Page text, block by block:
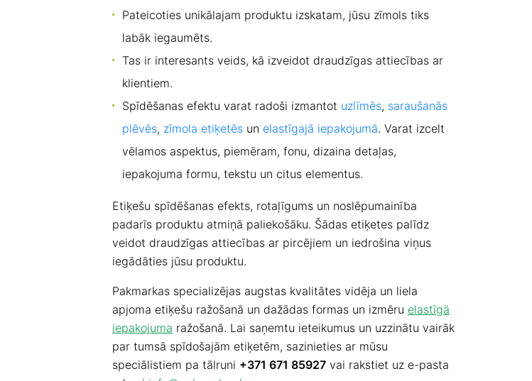
Pateicoties unikālajam produktu izskatam, jūsu zīmols tiks
labāk iegaumēts.
Tas ir interesants veids, kā izveidot draudzīgas attiecības ar
klientiem.
Spīdēšanas efektu varat radoši izmantot uzlīmēs, saraušanās
plēvēs, zīmola etiķetēs un elastīgajā iepakojumā. Varat izcelt
vēlamos aspektus, piemēram, fonu, dizaina detaļas,
iepakojuma formu, tekstu un citus elementus.
Etiķešu spīdēšanas efekts, rotaļīgums un noslēpumainība
padarīs produktu atmiņā paliekošāku. Šādas etiķetes palīdz
veidot draudzīgas attiecības ar pircējiem un iedrošina viņus
iegādāties jūsu produktu.
Pakmarkas specializējas augstas kvalitātes vidēja un liela
apjoma etiķešu ražošanā un dažādas formas un izmēru elastīgā
iepakojuma ražošanā. Lai saņemtu ieteikumus un uzzinātu vairāk
par tumsā spīdošajām etiķetēm, sazinieties ar mūsu
speciālistiem pa tālruni +371 671 85927 vai rakstiet uz e-pasta